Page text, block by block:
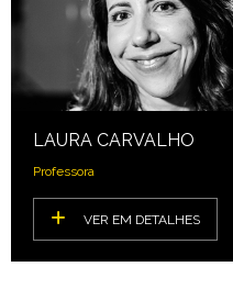
LAURA CARVALHO
Professora
VER EM DETALHES